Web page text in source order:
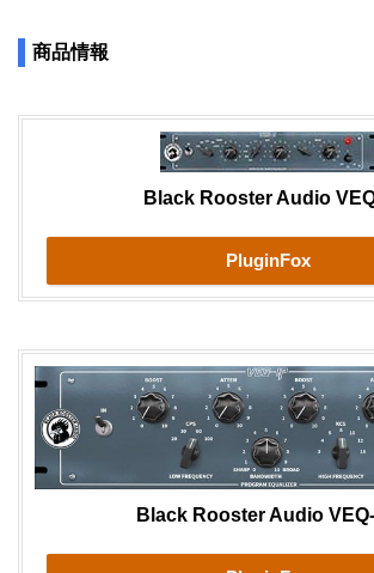
商品情報
Black Rooster Audio
PluginFox
Black Rooster Audio